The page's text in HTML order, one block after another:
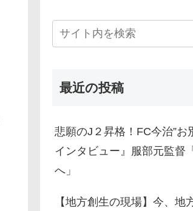
最近の投稿
悲願のJ２昇格！FC今治”お
インタビュー』服部元監督
へ」
【地方創生の現場】今、地